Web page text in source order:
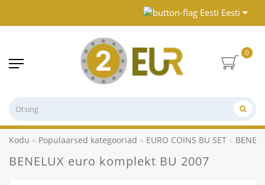
Eesti
0
Kodu Populaarsed kategooriad EURO COINS BU SET
BENELUX euro komplekt BU 2007